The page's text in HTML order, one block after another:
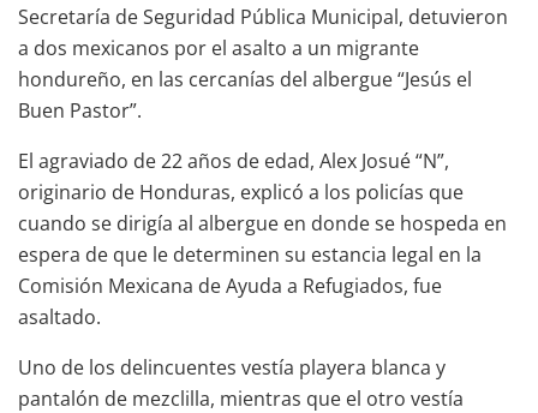
Secretaría de Seguridad Pública Municipal, detuvieron
a dos mexicanos por el asalto a un migrante
hondureño, en las cercanías del albergue “Jesús el
Buen Pastor”.
El agraviado de 22 años de edad, Alex Josué “N”,
originario de Honduras, explicó a los policías que
cuando se dirigía al albergue en donde se hospeda en
espera de que le determinen su estancia legal en la
Comisión Mexicana de Ayuda a Refugiados, fue
asaltado.
Uno de los delincuentes vestía playera blanca y
pantalón de mezclilla, mientras que el otro vestía